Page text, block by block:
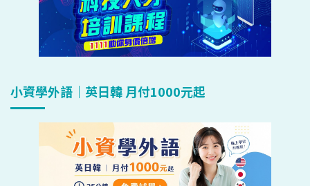
小資學外語｜英日韓 月付1000元起